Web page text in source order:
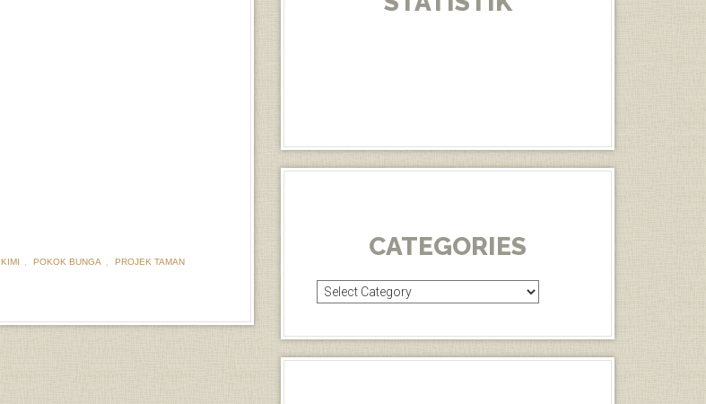
KIMI , POKOK BUNGA ,
PROJEK TAMAN
CATEGORIES
Categories